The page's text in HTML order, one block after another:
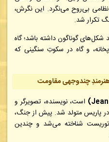
نظامی بی‌روح می‌نگرد. این نگرش،
تکرار شد.
شکل‌های گوناگون داشته باشد؛ گاه
و گاه در سکوتِ سنگینی که
است، نویسنده، تصویرگر و
روشنفکر فرانسوی که در سال ۱۹۰۲ در پاریس متولد شد. پیش از جنگ،
شناخته می‌شد و چندین